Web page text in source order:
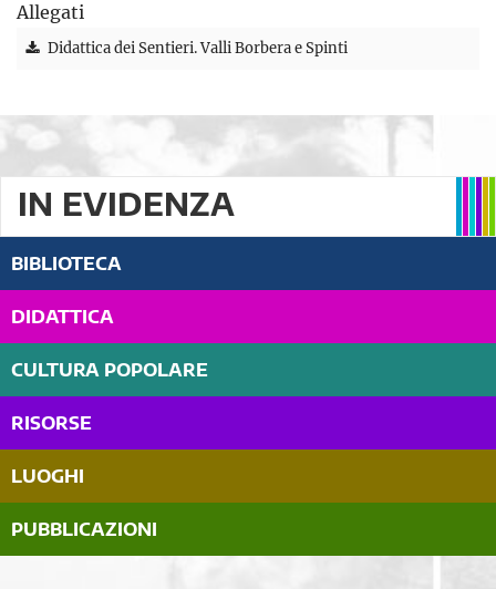
Allegati
Didattica dei Sentieri. Valli Borbera e Spinti
IN EVIDENZA
BIBLIOTECA
DIDATTICA
CULTURA POPOLARE
RISORSE
LUOGHI
PUBBLICAZIONI